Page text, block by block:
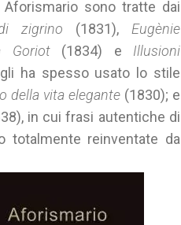
sono tratte dai
zigrino (1831), Eugènie
Goriot (1834) e Illusioni
ha spesso usato lo stile
della vita elegante (1830); e
in cui frasi autentiche di
totalmente reinventate da